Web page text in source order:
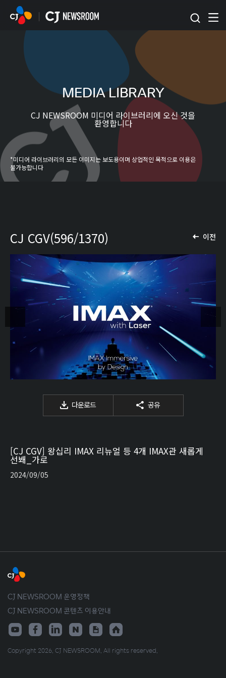
본문 바로가기
MEDIA LIBRARY
CJ NEWSROOM 미디어 라이브러리에 오신 것을
환영합니다
*미디어 라이브러리의 모든 이미지는 보도용이며 상업적인 목적으로 이용은
불가능합니다
이전
CJ CGV(596/1370)
다운로드 공유
[CJ CGV] 왕십리 IMAX 리뉴얼 등 4개 IMAX관 새롭게
선봬_가로
2024/09/05
CJ NEWSROOM 운영정책
CJ NEWSROOM 콘텐츠 이용안내
Copyright 2026. CJ NEWSROOM. All rights reserved.